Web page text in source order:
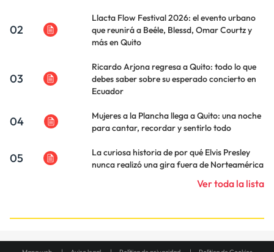
02
Llacta Flow Festival 2026: el evento urbano
que reunirá a Beéle, Blessd, Omar Courtz y
más en Quito
03
Ricardo Arjona regresa a Quito: todo lo que
debes saber sobre su esperado concierto en
Ecuador
04
Mujeres a la Plancha llega a Quito: una noche
para cantar, recordar y sentirlo todo
05
La curiosa historia de por qué Elvis Presley
nunca realizó una gira fuera de Norteamérica
Ver toda la lista